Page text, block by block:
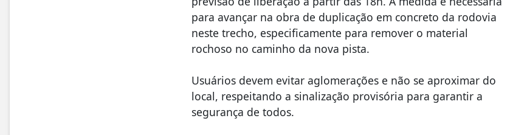
para avançar na obra de duplicação em concreto da rodovia
neste trecho, especificamente para remover o material
rochoso no caminho da nova pista.
Usuários devem evitar aglomerações e não se aproximar do
local, respeitando a sinalização provisória para garantir a
segurança de todos.